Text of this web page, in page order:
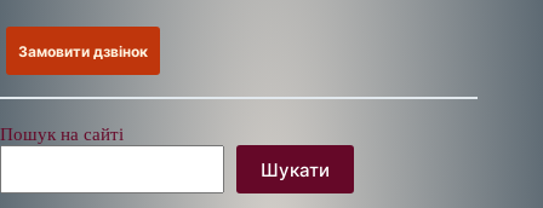
Пошук на сайті
Шукати